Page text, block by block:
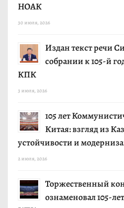
НОАК
30 июля, 2026
Издан текст речи
собрании к 105-й
КПК
3 июля, 2026
105 лет
Китая: взгляд из
устойчивости и
2 июля, 2026
Торжественный
ознаменовал 105-